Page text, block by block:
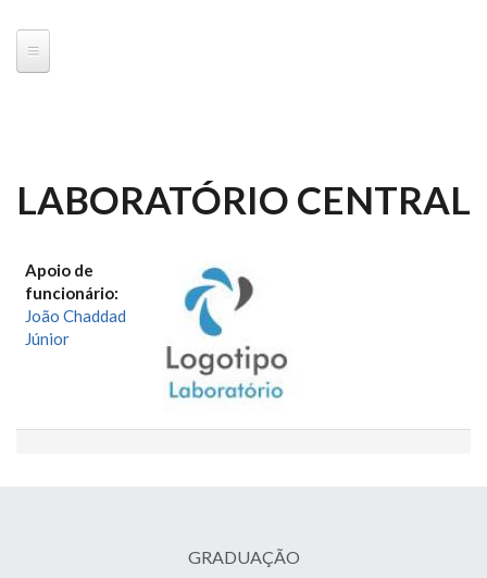
LABORATÓRIO CENTRAL
Apoio de
funcionário:
João Chaddad
Júnior
GRADUAÇÃO